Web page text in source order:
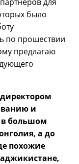
было
по прошествии
предлагаю
и
большом
а до
похожие